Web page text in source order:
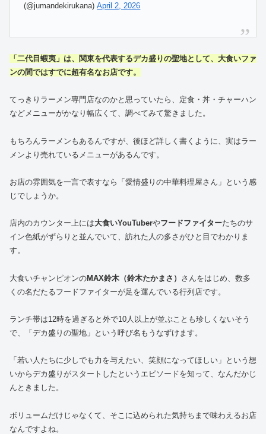
(@jumandekirukana)April 2, 2026
「二代目蝦夷」は、関東を代表するデカ盛りの聖地として、大食いファ
ンの間ではすでに超有名なお店です。
てっきりラーメン専門店なのかと思っていたら、定食・丼・チャーハン
などメニューがかなり幅広くて、調べてみて驚きました。
もちろんラーメンもあるんですが、後ほど詳しく書くように、実はラー
メンより売れているメニューがあるんです。
お店の雰囲気を一言で表すなら「愛情盛りの中華料理屋さん」という感
じでしょうか。
店内のカウンター上には大食いYouTuberやフードファイターたちのサ
イン色紙がずらりと並んでいて、訪れた人の多さがひと目でわかりま
す。
大食いチャンピオンのMAX鈴木（鈴木たかまさ） さんをはじめ、数多
くの名だたるフードファイターが足を運んでいる行列店です。
ランチ帯は12時を過ぎると外で10人以上が並ぶことも珍しくないそう
で、「デカ盛りの聖地」という呼び名もうなずけます。
「若い人たちに少しでも力を与えたい、笑顔になってほしい」という想
いからデカ盛りがスタートしたというエピソードを知って、なんだかじ
んときました。
ボリュームだけじゃなくて、そこに込められた気持ちまで味わえるお店
なんですよね。